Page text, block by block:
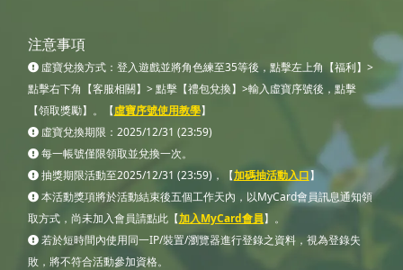
注意事項
虛寶兌換方式：登入遊戲並將角色練至35等後，點擊左上角【福利】>
點擊右下角【客服相關】> 點擊【禮包兌換】>輸入虛寶序號後，點擊
【領取獎勵】。【虛寶序號使用教學】
虛寶兌換期限：2025/12/31 (23:59)
每一帳號僅限領取並兌換一次。
抽獎期限活動至2025/12/31 (23:59)，【加碼抽活動入口】
本活動獎項將於活動結束後五個工作天內，以MyCard會員訊息通知領
取方式，尚未加入會員請點此【加入MyCard會員】。
若於短時間內使用同一IP/裝置/瀏覽器進行登錄之資料，視為登錄失
敗，將不符合活動參加資格。